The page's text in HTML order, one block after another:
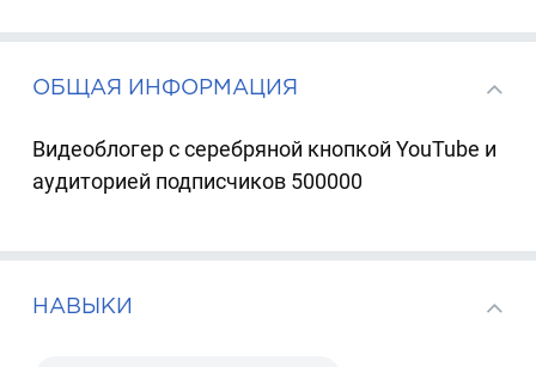
ОБЩАЯ ИНФОРМАЦИЯ
Видеоблогер с серебряной кнопкой YouTube и
аудиторией подписчиков 500000
НАВЫКИ